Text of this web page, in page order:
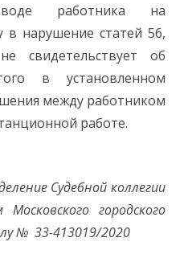
работника на
в нарушение статей 56,
об
в установленном
между работником
работе.
Судебной коллегии
городского
№ 33-413019/2020